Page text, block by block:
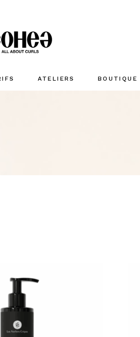
ATELIERS BOUTIQUE